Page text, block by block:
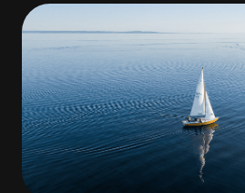
Туристический поток в Тбилиси после
пандемийного спада стабилизировался
и показывает результаты выше 2018
года.